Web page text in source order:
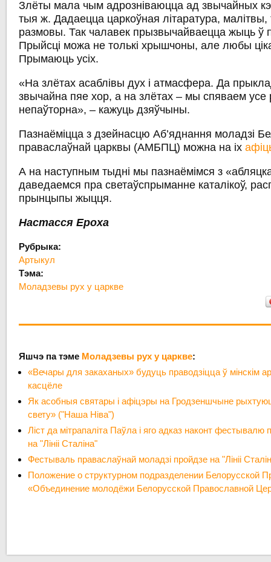
Злёты мала чым адрозніваюцца ад звычайных
тыя ж. Дадаецца царкоўная літаратура,
размовы. Так чалавек прызвычайваецца жыць ў
Прыйсці можа не толькі хрышчоны, але любы
Прымаюць усіх.
«На злётах асаблівы дух і атмасфера. Да
звычайна пяе хор, а на злётах – мы спяваем усе
непаўторна», – кажуць дзяўчыны.
Пазнаёміцца з дзейнасцю Аб’яднання моладзі
праваслаўнай царквы (АМБПЦ) можна на іх
А на наступным тыдні мы пазнаёмімся з
даведаемся пра светаўспрыманне каталікоў,
прынцыпы жыцця.
Настасся Ероха
Рубрыка:
Артыкул
Тэма:
Моладзевы рух у царкве
Яшчэ па тэме Моладзевы рух у царкве:
«Вечары для закаханых» будуць праводзіцца ў мінскім
касцёле
Як асобныя святары і афіцэры на Гродзеншчыне
свету» ("Наша Ніва")
Ліст да мітрапаліта Паўла і яго адказ наконт фестывалю
на "Лініі Сталіна"
Фестываль праваслаўнай моладзі пройдзе на "Лініі
Положение о структурном подразделении Белорусской
«Объединение молодёжи Белорусской Православной